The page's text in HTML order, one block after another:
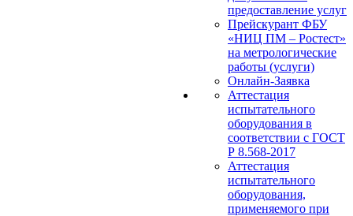
предоставление услуг
Прейскурант ФБУ
«НИЦ ПМ – Ростест»
на метрологические
работы (услуги)
Онлайн-Заявка
Аттестация
испытательного
оборудования в
соответствии с ГОСТ
Р 8.568-2017
Аттестация
испытательного
оборудования,
применяемого при